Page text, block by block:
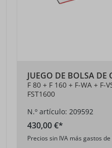
JUEGO DE BOLSA DE
F 80 + F 160 + F-WA + F-
FST1600
N.º artículo: 209592
430,00 €*
Precios sin IVA más gastos